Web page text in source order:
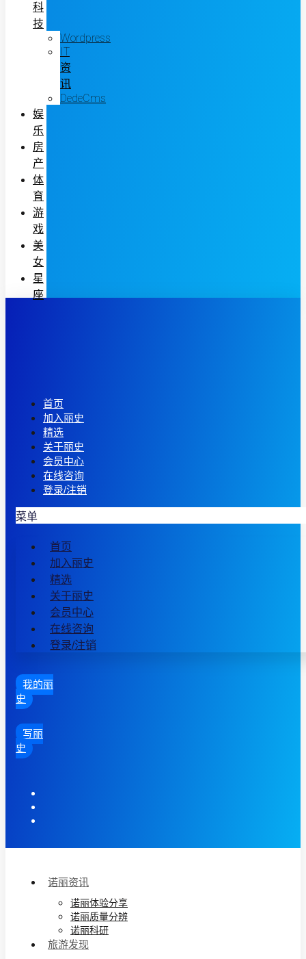
科
技
Wordpress
IT
资
讯
DedeCms
娱
乐
房
产
体
育
游
戏
美
女
星
座
首页
加入丽史
精选
关于丽史
会员中心
在线咨询
登录/注销
菜单
首页
加入丽史
精选
关于丽史
会员中心
在线咨询
登录/注销
我的丽
史
写丽
史
诺丽资讯
诺丽体验分享
诺丽质量分辨
诺丽科研
旅游发现